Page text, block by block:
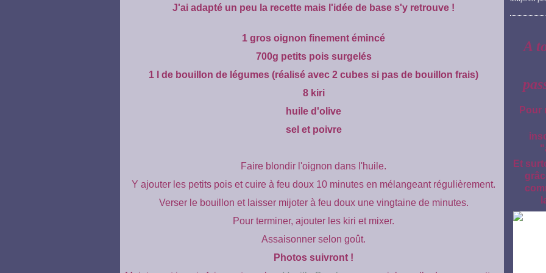
J'ai adapté un peu la recette mais l'idée de base s'y retrouve !
1 gros oignon finement émincé
700g petits pois surgelés
1 l de bouillon de légumes (réalisé avec 2 cubes si pas de bouillon frais)
8 kiri
huile d'olive
sel et poivre
Faire blondir l'oignon dans l'huile.
Y ajouter les petits pois et cuire à feu doux 10 minutes en mélangeant régulièrement.
Verser le bouillon et laisser mijoter à feu doux une vingtaine de minutes.
Pour terminer, ajouter les kiri et mixer.
Assaisonner selon goût.
Photos suivront !
A
Pour
Et